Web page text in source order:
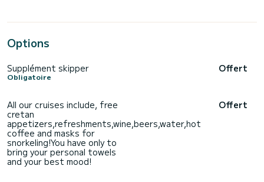
Options
Supplément skipper
Obligatoire
Offert
All our cruises include, free
cretan
appetizers,refreshments,wine,beers,water,hot
coffee and masks for
snorkeling!You have only to
bring your personal towels
and your best mood!
Offert